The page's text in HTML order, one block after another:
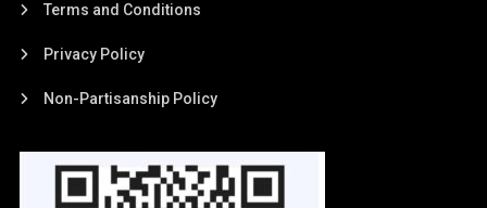
Terms and Conditions
Privacy Policy
Non-Partisanship Policy